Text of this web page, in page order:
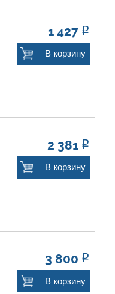
1 427 Р
В корзину
2 381 Р
В корзину
3 800 Р
В корзину